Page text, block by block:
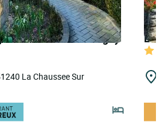
Hôtel Clos de Mutigny
La Chaussee Sur